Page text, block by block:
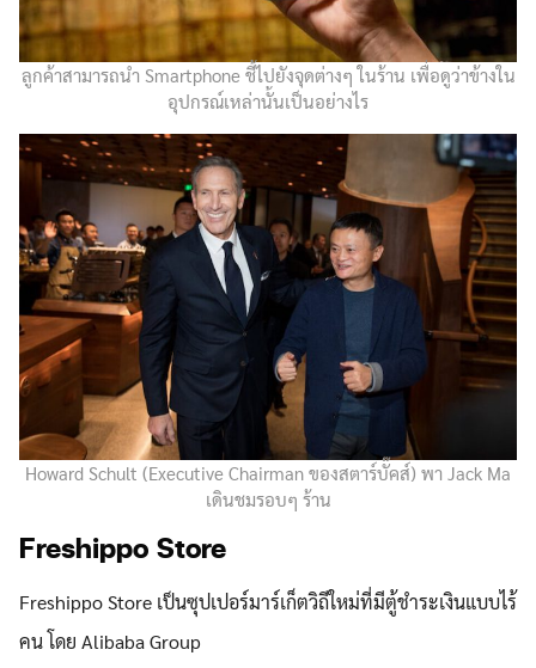
ลูกค้าสามารถนำ Smartphone ชี้ไปยังจุดต่างๆ ในร้าน เพื่อดูว่าข้างใน
อุปกรณ์เหล่านั้นเป็นอย่างไร
Howard Schult (Executive Chairman ของสตาร์บั๊คส์) พา Jack Ma
เดินชมรอบๆ ร้าน
Freshippo Store
Freshippo Store เป็นซุปเปอร์มาร์เก็ตวิถีใหม่ที่มีตู้ชำระเงินแบบไร้
คน โดย Alibaba Group